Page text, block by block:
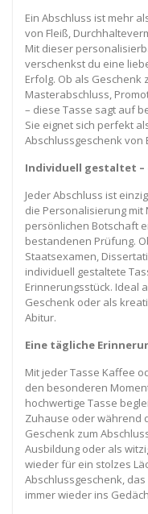
Ein Abschluss ist mehr
von Fleiß,
Mit dieser
verschenkst du eine
Erfolg. Ob als Geschenk
Masterabschluss,
– diese Tasse sagt auf
Sie eignet sich perfekt
Abschlussgeschenk von
Individuell gestaltet
Jeder Abschluss ist
die Personalisierung mit
persönlichen Botschaft
bestandenen Prüfung.
Staatsexamen,
individuell gestaltete
Erinnerungsstück. Ideal
Geschenk oder als
Abitur.
Eine tägliche
Mit jeder Tasse Kaffee
den besonderen
hochwertige Tasse
Zuhause oder während
Geschenk zum
Ausbildung oder als
wieder für ein stolzes
Abschlussgeschenk,
immer wieder ins